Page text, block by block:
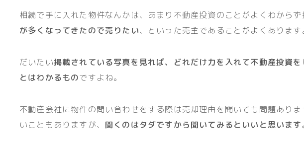
相続で手に入れた物件なんかは、あまり不動産投資のことがよくわからず
が多くなってきたので売りたい、といった売主であることがよくあります
だいたい掲載されている写真を見れば、どれだけ力を入れて不動産投資
とはわかるものですよね。
不動産会社に物件の問い合わせをする際は売却理由を聞いても問題あり
いこともありますが、 聞くのはタダですから聞いてみるといいと思います